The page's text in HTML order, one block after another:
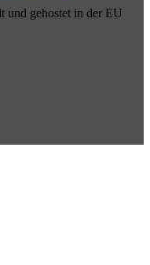
und gehostet in der EU